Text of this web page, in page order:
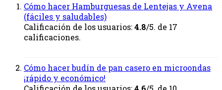
Cómo hacer Hamburguesas de Lentejas y Avena
(fáciles y saludables)
Calificación de los usuarios:4.8/5. de 17
calificaciones.
Cómo hacer budín de pan casero en microondas
¡rápido y económico!